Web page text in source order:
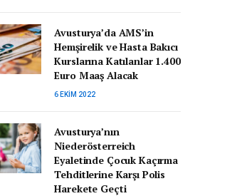
Avusturya’da AMS’in
Hemşirelik ve Hasta Bakıcı
Kurslarına Katılanlar 1.400
Euro Maaş Alacak
6 EKIM 2022
Avusturya’nın
Niederösterreich
Eyaletinde Çocuk Kaçırma
Tehditlerine Karşı Polis
Harekete Geçti